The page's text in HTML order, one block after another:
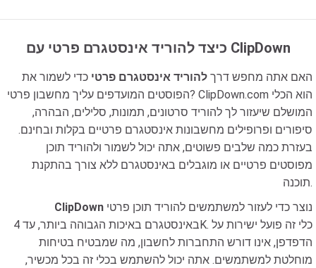
כיצד להוריד אינסטגרם פרטי עם ClipDown
האם אתה מחפש דרך להוריד אינסטגרם פרטי כדי לשמור את
הפוסטים המועדפים עליך מחשבון פרטי? ClipDown.com הוא הכלי
המושלם שיעזור לך להוריד סרטונים, תמונות, סלילים, הבהרה,
סיפורים ופרופילים מחשבונות אינסטגרם פרטיים בקלות ובחינם.
בעזרת כמה שלבים פשוטים, אתה יכול לשמור ולהוריד תוכן
מפוסטים פרטיים או מוגבלים באינסטגרם ללא צורך בהתקנת
תוכנה.
ClipDown
באינסטגרם באיכות הגבוהה ביותר, עד 4K. כלי זה פועל ישירות על
הדפדפן, אינו דורש התחברות לחשבון, מה שמבטיח בטיחות
מוחלטת למשתמשים. אתה יכול להשתמש בכלי זה בכל מכשיר,